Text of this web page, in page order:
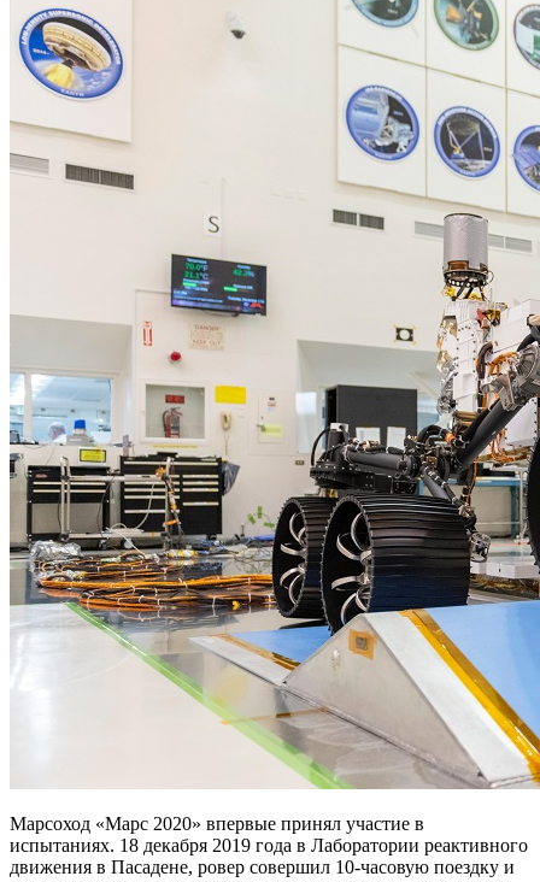
Марсоход «Марс 2020» впервые принял участие в
испытаниях. 18 декабря 2019 года в Лаборатории реактивного
движения в Пасадене, ровер совершил 10-часовую поездку и